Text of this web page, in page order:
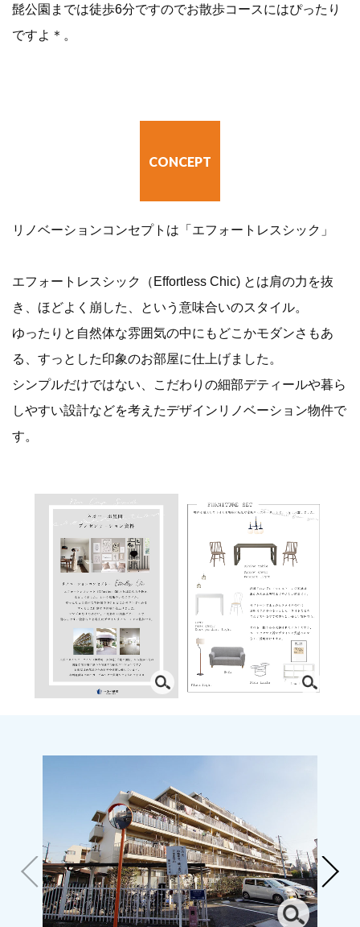
髭公園までは徒歩6分ですのでお散歩コースにはぴったり
ですよ＊。
CONCEPT
リノベーションコンセプトは「エフォートレスシック」
エフォートレスシック（Effortless Chic) とは肩の力を抜
き、ほどよく崩した、という意味合いのスタイル。
ゆったりと自然体な雰囲気の中にもどこかモダンさもあ
る、すっとした印象のお部屋に仕上げました。
シンプルだけではない、こだわりの細部デティールや暮ら
しやすい設計などを考えたデザインリノベーション物件で
す。